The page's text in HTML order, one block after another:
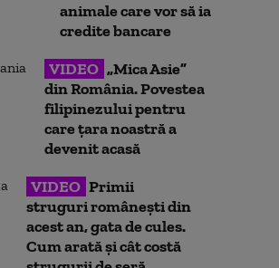
animale care vor să ia
credite bancare
VIDEO „Mica Asie”
din România. Povestea
filipinezului pentru
care țara noastră a
devenit acasă
VIDEO Primii
struguri românești din
acest an, gata de cules.
Cum arată și cât costă